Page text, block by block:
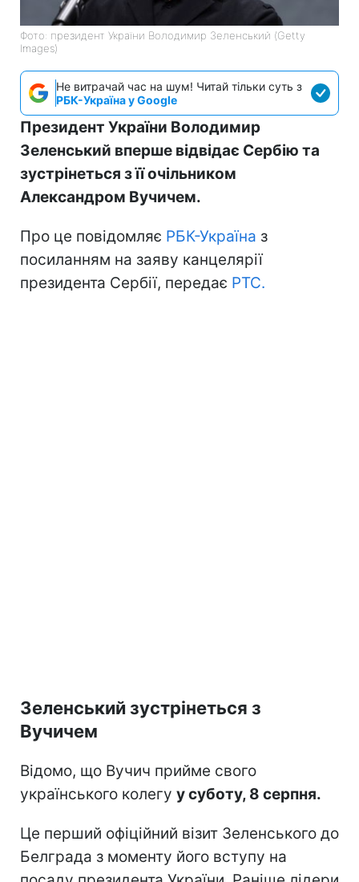
Фото: президент України Володимир Зеленський (Getty
Images)
Не витрачай час на шум! Читай тільки суть з
РБК-Україна у Google
Президент України Володимир
Зеленський вперше відвідає Сербію та
зустрінеться з її очільником
Александром Вучичем.
Про це повідомляє РБК-Україна з
посиланням на заяву канцелярії
президента Сербії, передає РТС.
Зеленський зустрінеться з
Вучичем
Відомо, що Вучич прийме свого
українського колегу у суботу, 8 серпня.
Це перший офіційний візит Зеленського до
Белграда з моменту його вступу на